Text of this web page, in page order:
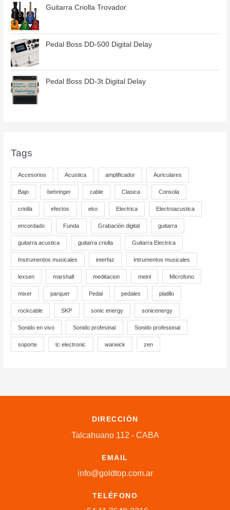
Guitarra Criolla Trovador
Pedal Boss DD-500 Digital Delay
Pedal Boss DD-3t Digital Delay
Tags
Accesorios Acustica amplificador Auriculares
Bajo behringer cable Clasica Consola
criolla efectos eko Electrica Electroacustica
encordado Funda Grabación digital guitarra
guitarra acustica guitarra criolla Guitarra Electrica
Instrumentos musicales interfaz Intrumentos musicales
lexsen marshall meditacion meinl Microfono
mixer parquer Pedal pedales platillo
rockcable SKP sonic energy sonicenergy
Sonido en vivo Sonido profesinal Sonido profesional
soporte tc electronic warwick zen
DIRECCIÓN
Talcahuano 112 - CABA
EMAIL
info@goldtop.com.ar
TELÉFONO